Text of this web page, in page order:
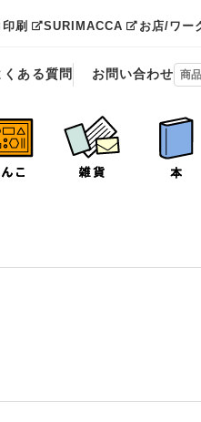
刷 SURIMACCA お店/ワー
くある質問 お問い合わせ